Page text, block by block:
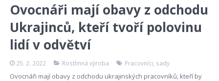
Ovocnáři mají obavy z odchodu
Ukrajinců, kteří tvoří polovinu
lidí v odvětví
25. 2. 2022 Rostlinná výroba Pracovníci sady
Ovocnáři mají obavy z odchodu ukrajinských pracovníků, kteří by